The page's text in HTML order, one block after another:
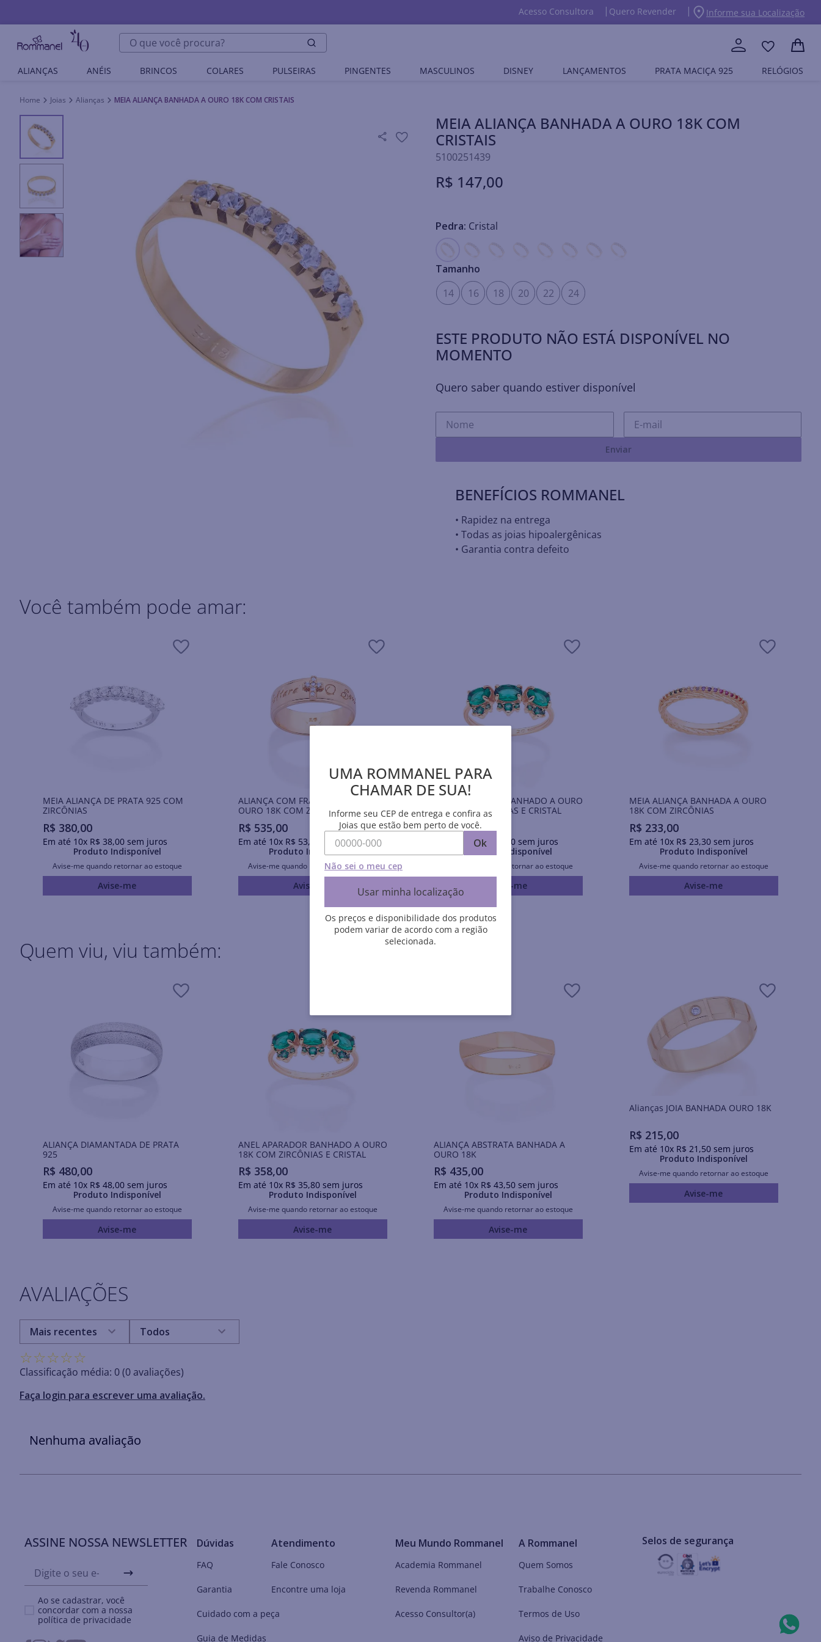
Acesso Consultora Quero Revender Informe sua Localização
O que você procura?
ALIANÇAS ANÉIS BRINCOS COLARES PULSEIRAS PINGENTES MASCULINOS DISNEY LANÇAMENTOS PRATA MACIÇA 925 RELÓGIOS
Joias Alianças MEIA ALIANÇA BANHADA A OURO 18K COM CRISTAIS
MEIA ALIANÇA BANHADA A OURO 18K COM
CRISTAIS
5100251439
R$ 147,00
Pedra: Cristal
Tamanho
14
16 18 20 22 24
ESTE PRODUTO NÃO ESTÁ DISPONÍVEL NO
MOMENTO
Quero saber quando estiver disponível
Enviar
BENEFÍCIOS ROMMANEL
• Rapidez na entrega
• Todas as joias hipoalergênicas
• Garantia contra defeito
Você também pode amar:
MEIA ALIANÇA DE PRATA 925 COM
ZIRCÔNIAS
R$ 380,00
Em até 10x R$ 38,00sem juros
Produto Indisponível
Avise-me quando retornar ao estoque
Avise-me
ALIANÇA COM FRASE BANHADA A
OURO 18K COM ZIRCÔNIAS
R$ 535,00
Em até 10x R$ 53,
sem juros
Produto Indisponível
Avise-me quando retornar ao estoque
Avise-me
ANEL APARADOR BANHADO A OURO
18K COM ZIRCÔNIAS E CRISTAL
R$ 358,00
xR$ 80sem juros
Produto Indisponível
Avise-me quando retornar ao estoque
Avise-me
MEIA ALIANÇA BANHADA A OURO
18K COM ZIRCÔNIAS
R$ 233,00
Em até 10x R$ 23,30sem juros
Produto Indisponível
Avise-me quando retornar ao estoque
Avise-me
Quem viu, viu também:
ALIANÇA DIAMANTADA DE PRATA
925
R$ 480,00
Em até 10x R$ 48,00sem juros
Produto Indisponível
Avise-me quando retornar ao estoque
Avise-me
ANEL APARADOR BANHADO A OURO
18K COM ZIRCÔNIAS E CRISTAL
R$ 358,00
Em até 10x R$ 35,80sem juros
Produto Indisponível
Avise-me quando retornar ao estoque
Avise-me
ALIANÇA ABSTRATA BANHADA A
OURO 18K
R$ 435,00
Em até 10x R$ 43,50sem juros
Produto Indisponível
Avise-me quando retornar ao estoque
Avise-me
Alianças JOIA BANHADA OURO 18K
R$ 215,00
Em até 10x R$ 21 ,50sem juros
Produto Indisponível
Avise-me quando retornar ao estoque
Avise-me
AVALIAÇÕES
☆☆☆☆☆
Classificação média: 0(0 avaliações)
Faça login para escrever uma avaliação.
Mais recentes Todos
Nenhuma avaliação
ASSINE NOSSA NEWSLETTER
Ao se cadastrar, você
concordar com a nossa
política de privacidade
Dúvidas
FAQ
Garantia
Cuidado com a peça
Guia de Medidas
Atendimento
Fale Conosco
Encontre uma loja
Meu Mundo Rommanel
Academia Rommanel
Revenda Rommanel
Acesso Consultor(a)
A Rommanel
Quem Somos
Trabalhe Conosco
Termos de Uso
Aviso de Privacidade
Selos de segurança
UMA ROMMANEL PARA
CHAMAR DE SUA!
Informe seu CEP de entrega e confira as
Joias que estão bem perto de você.
Ok
Não sei o meu cep
Usar minha localização
Os preços e disponibilidade dos produtos
podem variar de acordo com a região
selecionada.